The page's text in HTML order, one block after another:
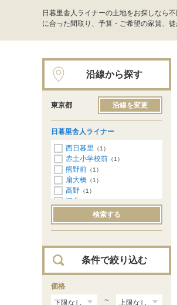
日暮里舎人ライナーの土地をお探しなら
に合った間取り、予算・ご希望の家賃、
沿線から探す
東京都 沿線を変更
日暮里舎人ライナー
西日暮里 （1）
赤土小学校前 （1）
熊野前 （1）
扇大橋 （1）
高野 （1）
江北
西新井大師西（3）
見沼代親水公園（9）
検索する
条件で絞り込む
価格
～